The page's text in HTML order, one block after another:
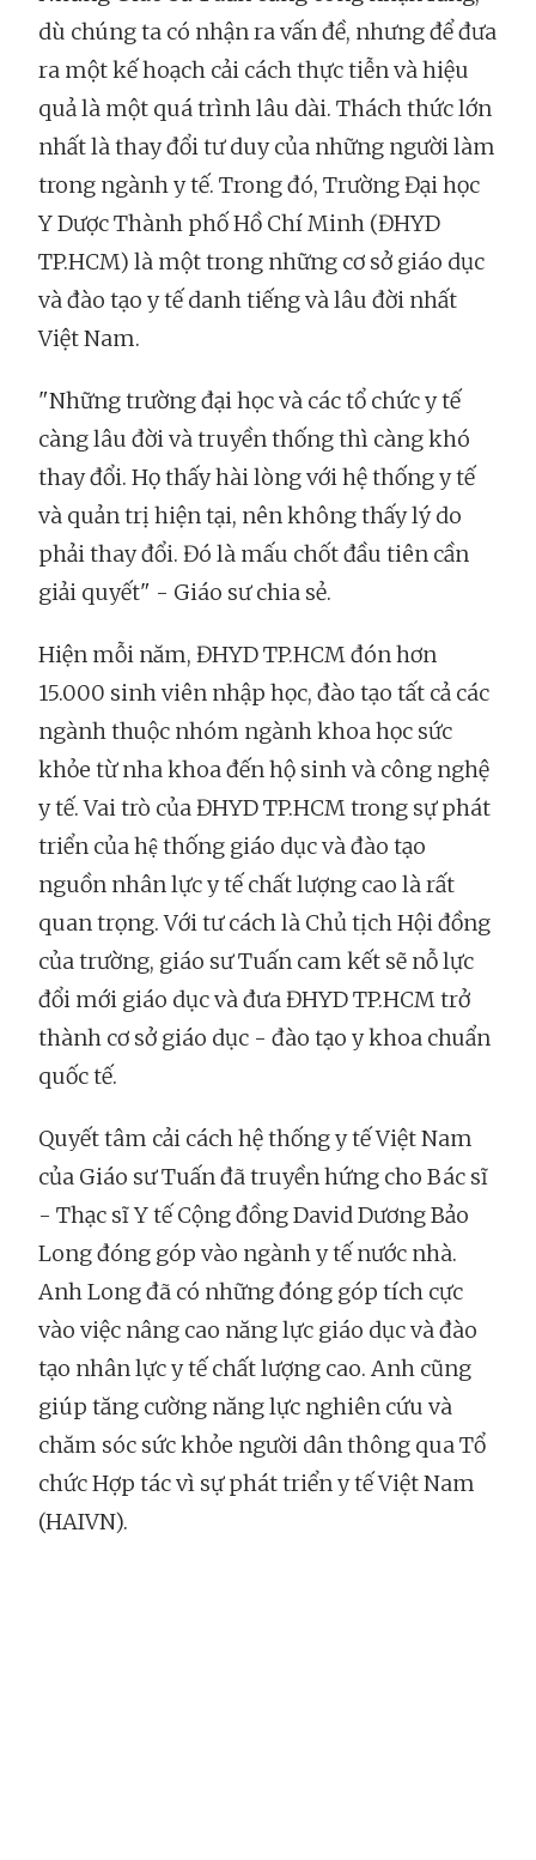
dù chúng ta có nhận ra vấn đề, nhưng để đưa
ra một kế hoạch cải cách thực tiễn và hiệu
quả là một quá trình lâu dài. Thách thức lớn
nhất là thay đổi tư duy của những người làm
trong ngành y tế. Trong đó, Trường Đại học
Y Dược Thành phố Hồ Chí Minh (ĐHYD
TP.HCM) là một trong những cơ sở giáo dục
và đào tạo y tế danh tiếng và lâu đời nhất
Việt Nam.
"Những trường đại học và các tổ chức y tế
càng lâu đời và truyền thống thì càng khó
thay đổi. Họ thấy hài lòng với hệ thống y tế
và quản trị hiện tại, nên không thấy lý do
phải thay đổi. Đó là mấu chốt đầu tiên cần
giải quyết" - Giáo sư chia sẻ.
Hiện mỗi năm, ĐHYD TP.HCM đón hơn
15.000 sinh viên nhập học, đào tạo tất cả các
ngành thuộc nhóm ngành khoa học sức
khỏe từ nha khoa đến hộ sinh và công nghệ
y tế. Vai trò của ĐHYD TP.HCM trong sự phát
triển của hệ thống giáo dục và đào tạo
nguồn nhân lực y tế chất lượng cao là rất
quan trọng. Với tư cách là Chủ tịch Hội đồng
của trường, giáo sư Tuấn cam kết sẽ nỗ lực
đổi mới giáo dục và đưa ĐHYD TP.HCM trở
thành cơ sở giáo dục - đào tạo y khoa chuẩn
quốc tế.
Quyết tâm cải cách hệ thống y tế Việt Nam
của Giáo sư Tuấn đã truyền hứng cho Bác sĩ
- Thạc sĩ Y tế Cộng đồng David Dương Bảo
Long đóng góp vào ngành y tế nước nhà.
Anh Long đã có những đóng góp tích cực
vào việc nâng cao năng lực giáo dục và đào
tạo nhân lực y tế chất lượng cao. Anh cũng
giúp tăng cường năng lực nghiên cứu và
chăm sóc sức khỏe người dân thông qua Tổ
chức Hợp tác vì sự phát triển y tế Việt Nam
(HAIVN).